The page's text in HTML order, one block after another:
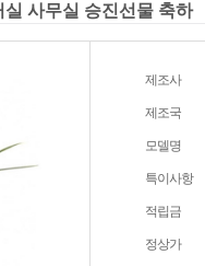
사무실 승진선물 축하
제조사
제조국
모델명
특이사항
적립금
정상가